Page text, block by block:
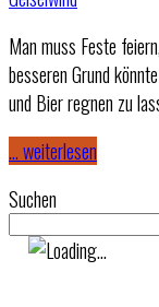
Man muss Feste
besseren Grund
und Bier regnen zu
… weiterlesen
Suchen